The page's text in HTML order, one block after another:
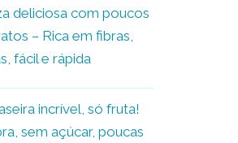
deliciosa com poucos
– Rica em fibras,
fácil e rápida
incrível, só fruta!
sem açúcar, poucas